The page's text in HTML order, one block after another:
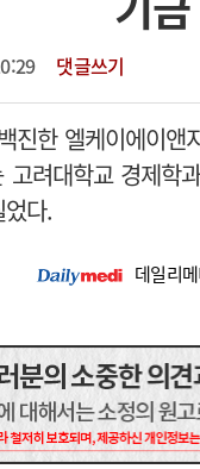
댓글쓰기
진한 엘케이에이
고려대학교 경제학
다.
데일리